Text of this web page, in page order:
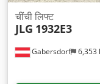
Gabersdorf 6,353
चींची लिफ्ट
JLG 1932E3